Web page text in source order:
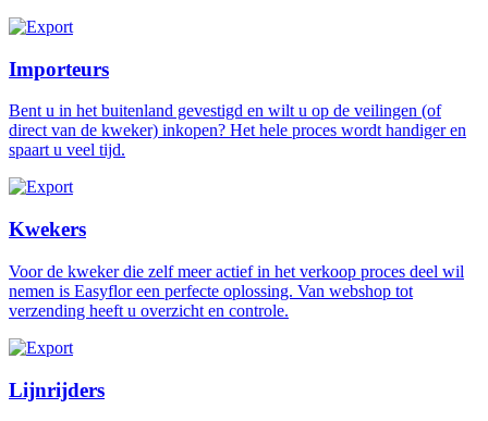
Importeurs
Bent u in het buitenland gevestigd en wilt u op de veilingen (of
direct van de kweker) inkopen? Het hele proces wordt handiger en
spaart u veel tijd.
Kwekers
Voor de kweker die zelf meer actief in het verkoop proces deel wil
nemen is Easyflor een perfecte oplossing. Van webshop tot
verzending heeft u overzicht en controle.
Lijnrijders